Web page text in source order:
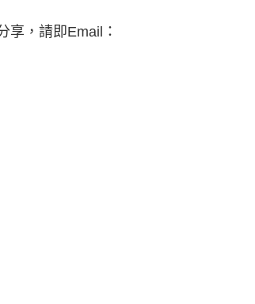
享，請即Email：